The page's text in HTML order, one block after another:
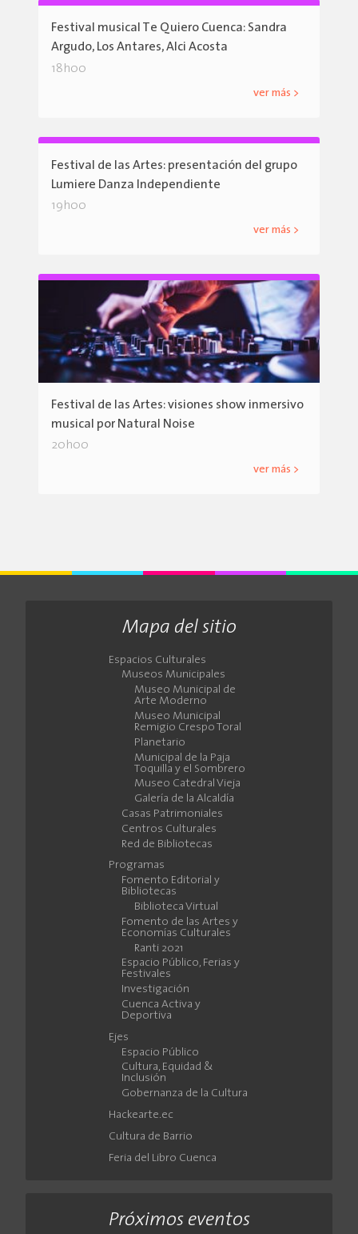
Festival musical Te Quiero Cuenca: Sandra
Argudo, Los Antares, Alci Acosta
18h00
ver más >
Festival de las Artes: presentación del grupo
Lumiere Danza Independiente
19h00
ver más >
Festival de las Artes: visiones show inmersivo
musical por Natural Noise
20h00
ver más >
Mapa del sitio
Espacios Culturales
Museos Municipales
Museo Municipal de
Arte Moderno
Museo Municipal
Remigio Crespo Toral
Planetario
Municipal de la Paja
Toquilla y el Sombrero
Museo Catedral Vieja
Galería de la Alcaldía
Casas Patrimoniales
Centros Culturales
Red de Bibliotecas
Programas
Fomento Editorial y
Bibliotecas
Biblioteca Virtual
Fomento de las Artes y
Economías Culturales
Ranti 2021
Espacio Público, Ferias y
Festivales
Investigación
Cuenca Activa y
Deportiva
Ejes
Espacio Público
Cultura, Equidad &
Inclusión
Gobernanza de la Cultura
Hackearte.ec
Cultura de Barrio
Feria del Libro Cuenca
Próximos eventos